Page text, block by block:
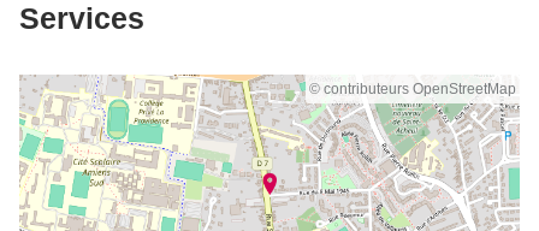
Services
© contributeurs OpenStreetMap